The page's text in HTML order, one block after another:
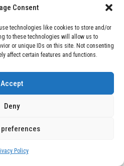
Consent
technologies like cookies to store and/or
to these technologies will allow us to
or unique IDs on this site. Not consenting
affect certain features and functions.
Accept
Deny
Policy
December 24, 2025
BYD revela en
February 9, 2026
este scooter cuesta
y representa una